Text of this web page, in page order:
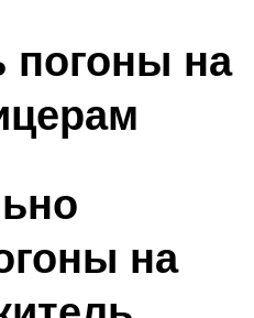
погоны на
на